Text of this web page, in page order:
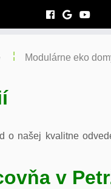
Modulárne eko
o našej kvalitne
v